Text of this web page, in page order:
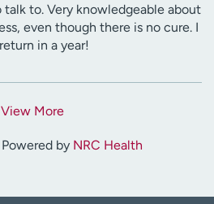
talk to. Very knowledgeable about
even though there is no cure. I
in a year!
View More
by NRC Health